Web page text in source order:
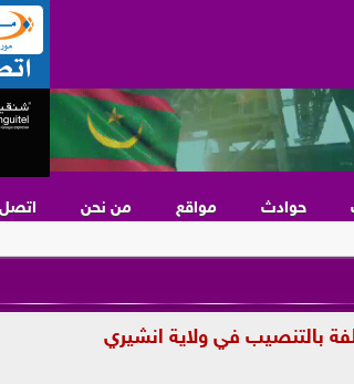
حوادث مواقع من نحن اتصل
بالتنصيب في ولاية انشيري